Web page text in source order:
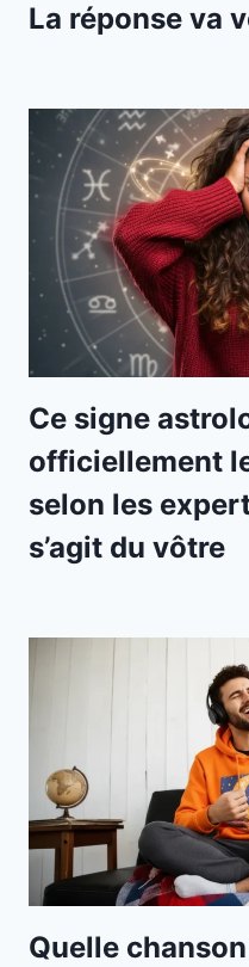
La réponse va
Ce signe
officiellement
selon les
s’agit du vôtre
Quelle